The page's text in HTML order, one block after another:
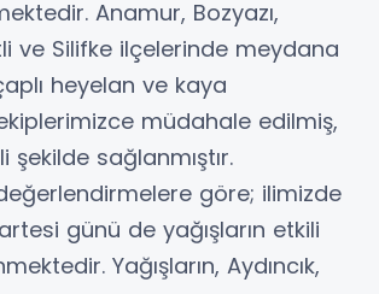
Anamur, Bozyazı,
ve Silifke ilçelerinde meydana
heyelan ve kaya
müdahale edilmiş,
şekilde sağlanmıştır.
göre; ilimizde
günü de yağışların etkili
Yağışların, Aydıncık,